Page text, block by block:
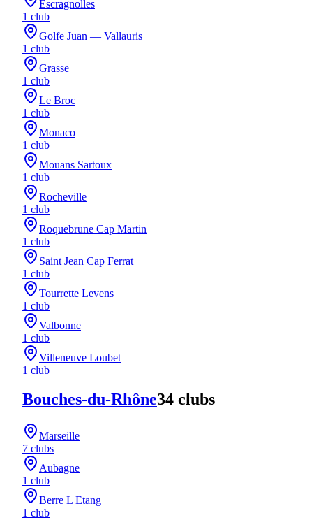
Escragnolles
1 club
Golfe Juan — Vallauris
1 club
Grasse
1 club
Le Broc
1 club
Monaco
1 club
Mouans Sartoux
1 club
Rocheville
1 club
Roquebrune Cap Martin
1 club
Saint Jean Cap Ferrat
1 club
Tourrette Levens
1 club
Valbonne
1 club
Villeneuve Loubet
1 club
Bouches-du-Rhône34 clubs
Marseille
7 clubs
Aubagne
1 club
Berre L Etang
1 club